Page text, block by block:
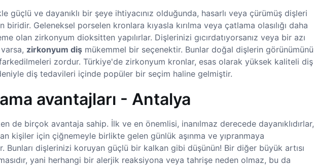
güçlü ve dayanıklı bir şeye ihtiyacınız olduğunda, hasarlı veya çürümüş dişleri
Geleneksel porselen kronlara kıyasla kırılma veya çatlama olasılığı daha
olan zirkonyum dioksitten yapılırlar. Dişlerinizi gıcırdatıyorsanız veya bir azı
zirkonyum dişmükemmel bir seçenektir. Bunlar doğal dişlerin görünümünü
zordur. Türkiye'de zirkonyum kronlar, esas olarak yüksek kaliteli diş
diş tedavileri içinde popüler bir seçim haline gelmiştir.
avantajları - Antalya
de birçok avantaja sahip. İlk ve en önemlisi, inanılmaz derecede dayanıklıdırlar,
kişiler için çiğnemeyle birlikte gelen günlük aşınma ve yıpranmaya
Bunları dişlerinizi koruyan güçlü bir kalkan gibi düşünün! Bir diğer büyük artısı
yani herhangi bir alerjik reaksiyona veya tahrişe neden olmaz, bu da